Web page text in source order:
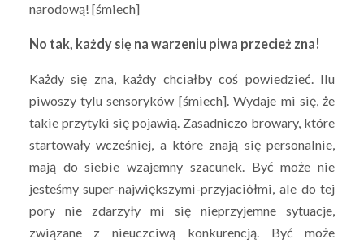
narodową! [śmiech]
No tak, każdy się na warzeniu piwa przecież zna!
Każdy się zna, każdy chciałby coś powiedzieć. Ilu
piwoszy tylu sensoryków [śmiech]. Wydaje mi się, że
takie przytyki się pojawią. Zasadniczo browary, które
startowały wcześniej, a które znają się personalnie,
mają do siebie wzajemny szacunek. Być może nie
jesteśmy super-największymi-przyjaciółmi, ale do tej
pory nie zdarzyły mi się nieprzyjemne sytuacje,
związane z nieuczciwą konkurencją. Być może